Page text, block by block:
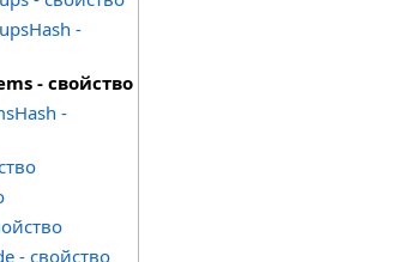
-
- свойство
-
- свойство